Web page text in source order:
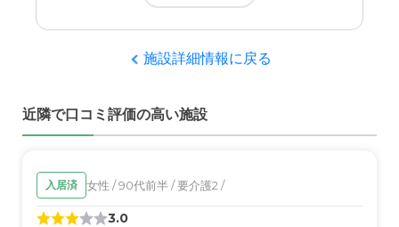
施設詳細情報に戻る
近隣で口コミ評価の高い施設
入居済 女性 / 90代前半 / 要介護2 /
3.0